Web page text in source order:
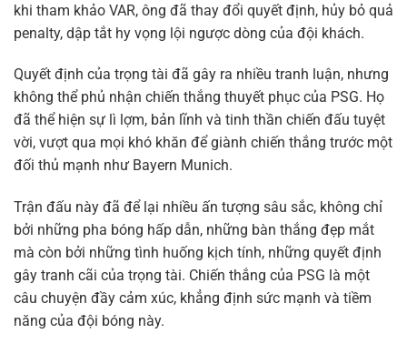
khi tham khảo VAR, ông đã thay đổi quyết định, hủy bỏ quả
penalty, dập tắt hy vọng lội ngược dòng của đội khách.
Quyết định của trọng tài đã gây ra nhiều tranh luận, nhưng
không thể phủ nhận chiến thắng thuyết phục của PSG. Họ
đã thể hiện sự lì lợm, bản lĩnh và tinh thần chiến đấu tuyệt
vời, vượt qua mọi khó khăn để giành chiến thắng trước một
đối thủ mạnh như Bayern Munich.
Trận đấu này đã để lại nhiều ấn tượng sâu sắc, không chỉ
bởi những pha bóng hấp dẫn, những bàn thắng đẹp mắt
mà còn bởi những tình huống kịch tính, những quyết định
gây tranh cãi của trọng tài. Chiến thắng của PSG là một
câu chuyện đầy cảm xúc, khẳng định sức mạnh và tiềm
năng của đội bóng này.